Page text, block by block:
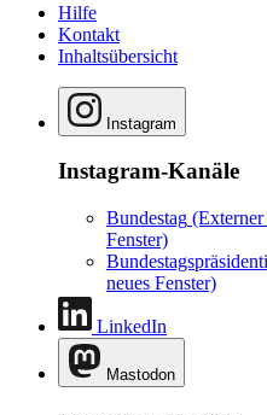
Hilfe
Kontakt
Inhaltsübersicht
Instagram
Instagram-Kanäle
Bundestag
Fenster)
neues Fenster)
LinkedIn
Mastodon